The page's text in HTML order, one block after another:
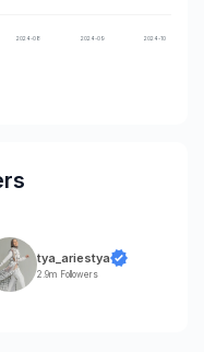
2024-08 2024-09 2024-10
tya_ariestya
2.9m Followers